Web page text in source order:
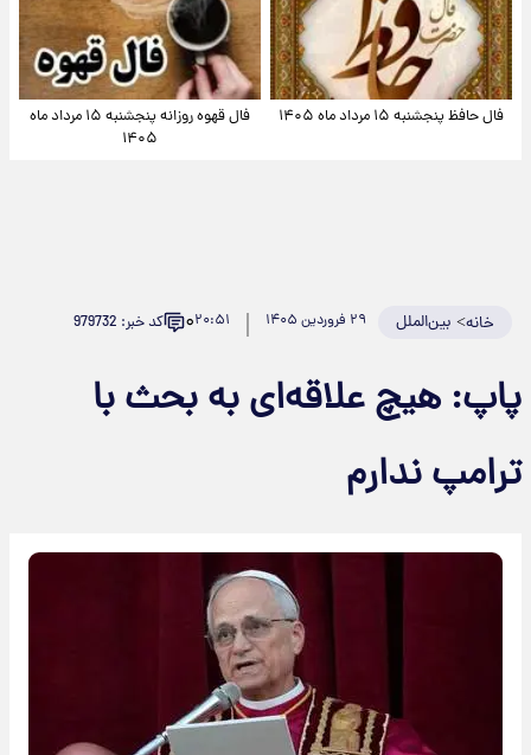
فال حافظ پنجشنبه ۱۵ مرداد ماه ۱۴۰۵
فال قهوه روزانه پنجشنبه ۱۵ مرداد ماه
۱۴۰۵
خانه> بین‌الملل ۲۹ فروردین ۱۴۰۵ ۲۰:۵۱۰ کد خبر: 979732
پاپ: هیچ علاقه‌ای به بحث با
ترامپ ندارم